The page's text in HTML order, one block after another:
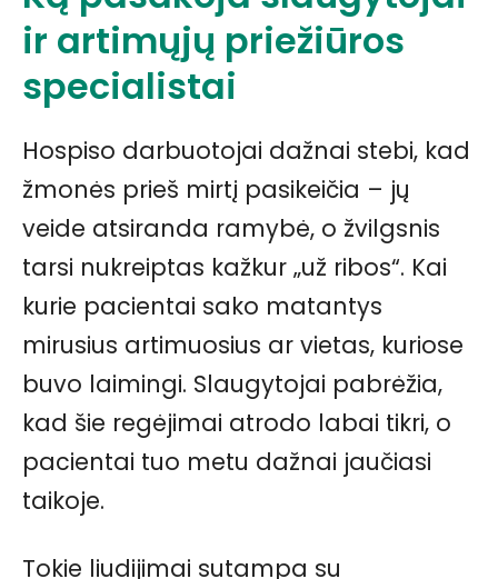
ir artimųjų priežiūros
specialistai
Hospiso darbuotojai dažnai stebi, kad
žmonės prieš mirtį pasikeičia – jų
veide atsiranda ramybė, o žvilgsnis
tarsi nukreiptas kažkur „už ribos“. Kai
kurie pacientai sako matantys
mirusius artimuosius ar vietas, kuriose
buvo laimingi. Slaugytojai pabrėžia,
kad šie regėjimai atrodo labai tikri, o
pacientai tuo metu dažnai jaučiasi
taikoje.
Tokie liudijimai sutampa su